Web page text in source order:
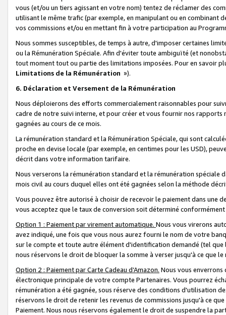
vous (et/ou un tiers agissant en votre nom) tentez de réclamer des
utilisant le même trafic (par exemple, en manipulant ou en combinant
vos commissions et/ou en mettant fin à votre participation au
Nous sommes susceptibles, de temps à autre, d'imposer certaines
ou la Rémunération Spéciale. Afin d'éviter toute ambiguïté (et
tout moment tout ou partie des limitations imposées. Pour en savoir
Limitations de la Rémunération »).
6. Déclaration et Versement de la Rémunération
Nous déploierons des efforts commercialement raisonnables pour
cadre de notre suivi interne, et pour créer et vous fournir nos
gagnées au cours de ce mois.
La rémunération standard et la Rémunération Spéciale, qui sont
proche en devise locale (par exemple, en centimes pour les USD),
décrit dans votre information tarifaire.
Nous verserons la rémunération standard et la rémunération spéciale
mois civil au cours duquel elles ont été gagnées selon la méthode
Vous pouvez être autorisé à choisir de recevoir le paiement dans une
vous acceptez que le taux de conversion soit déterminé
Option 1 : Paiement par virement automatique. Nous vous virerons
avez indiqué, une fois que vous nous aurez fourni le nom de votre
sur le compte et toute autre élément d'identification demandé (tel que
nous réservons le droit de bloquer la somme à verser jusqu'à ce que
Option 2 : Paiement par Carte Cadeau d’Amazon. Nous vous
électronique principale de votre compte Partenaires. Vous pourrez
rémunération a été gagnée, sous réserve des conditions d'utilisation
réservons le droit de retenir les revenus de commissions jusqu'à ce
Paiement. Nous nous réservons également le droit de suspendre la